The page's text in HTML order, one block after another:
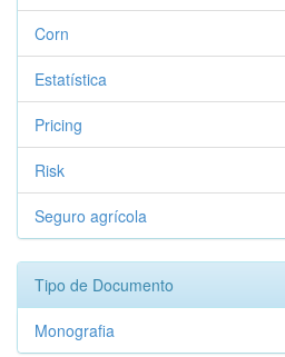
Corn
Estatística
Pricing
Risk
Seguro agrícola
Tipo de Documento
Monografia